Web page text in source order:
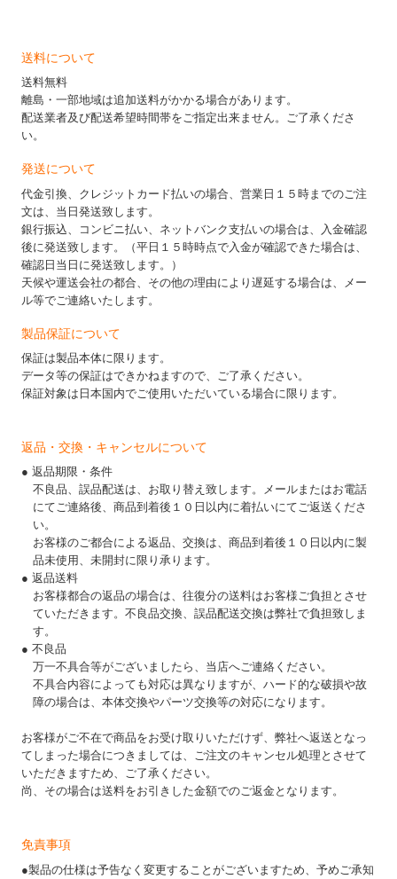
送料について
送料無料
離島・一部地域は追加送料がかかる場合があります。
配送業者及び配送希望時間帯をご指定出来ません。ご了承くださ
い。
発送について
代金引換、クレジットカード払いの場合、営業日１５時までのご注
文は、当日発送致します。
銀行振込、コンビニ払い、ネットバンク支払いの場合は、入金確認
後に発送致します。（平日１５時時点で入金が確認できた場合は、
確認日当日に発送致します。）
天候や運送会社の都合、その他の理由により遅延する場合は、メー
ル等でご連絡いたします。
製品保証について
保証は製品本体に限ります。
データ等の保証はできかねますので、ご了承ください。
保証対象は日本国内でご使用いただいている場合に限ります。
返品・交換・キャンセルについて
● 返品期限・条件
不良品、誤品配送は、お取り替え致します。メールまたはお電話
にてご連絡後、商品到着後１０日以内に着払いにてご返送くださ
い。
お客様のご都合による返品、交換は、商品到着後１０日以内に製
品未使用、未開封に限り承ります。
● 返品送料
お客様都合の返品の場合は、往復分の送料はお客様ご負担とさせ
ていただきます。不良品交換、誤品配送交換は弊社で負担致しま
す。
● 不良品
万一不具合等がございましたら、当店へご連絡ください。
不具合内容によっても対応は異なりますが、ハード的な破損や故
障の場合は、本体交換やパーツ交換等の対応になります。
お客様がご不在で商品をお受け取りいただけず、弊社へ返送となっ
てしまった場合につきましては、ご注文のキャンセル処理とさせて
いただきますため、ご了承ください。
尚、その場合は送料をお引きした金額でのご返金となります。
免責事項
●製品の仕様は予告なく変更することがございますため、予めご承知